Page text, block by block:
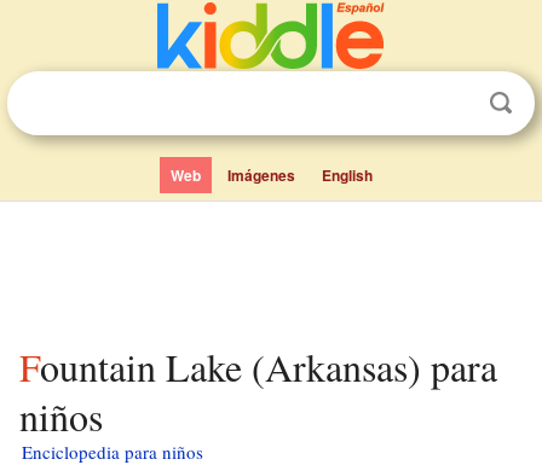
Web Imágenes English
Fountain Lake (Arkansas) para
niños
Enciclopedia para niños